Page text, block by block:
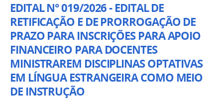
EDITAL N° 019/2026 - EDITAL DE
RETIFICAÇÃO E DE PRORROGAÇÃO DE
PRAZO PARA INSCRIÇÕES PARA APOIO
FINANCEIRO PARA DOCENTES
MINISTRAREM DISCIPLINAS OPTATIVAS
EM LÍNGUA ESTRANGEIRA COMO MEIO
DE INSTRUÇÃO